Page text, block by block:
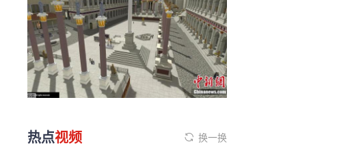
热点视频 换一换